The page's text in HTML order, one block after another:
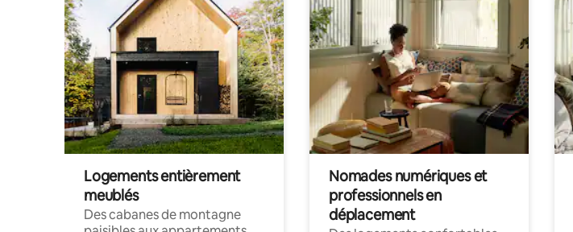
Logements entièrement
meublés
Des cabanes de montagne
Nomades numériques et
professionnels en
déplacement